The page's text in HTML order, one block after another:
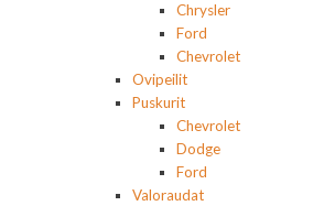
Chrysler
Ford
Chevrolet
Ovipeilit
Puskurit
Chevrolet
Dodge
Ford
Valoraudat